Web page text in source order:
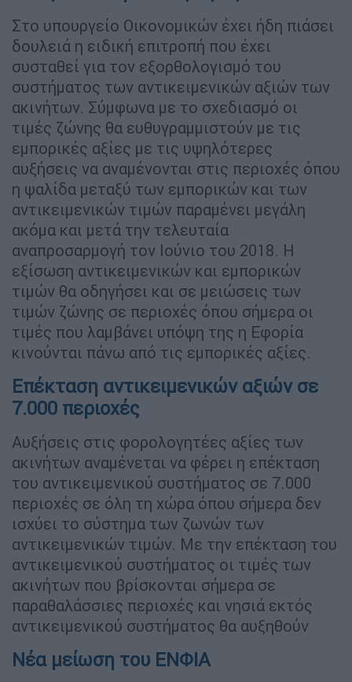
Στο υπουργείο Οικονομικών έχει ήδη πιάσει
δουλειά η ειδική επιτροπή που έχει
συσταθεί για τον εξορθολογισμό του
συστήματος των αντικειμενικών αξιών των
ακινήτων. Σύμφωνα με το σχεδιασμό οι
τιμές ζώνης θα ευθυγραμμιστούν με τις
εμπορικές αξίες με τις υψηλότερες
αυξήσεις να αναμένονται στις περιοχές όπου
η ψαλίδα μεταξύ των εμπορικών και των
αντικειμενικών τιμών παραμένει μεγάλη
ακόμα και μετά την τελευταία
αναπροσαρμογή τον Ιούνιο του 2018. Η
εξίσωση αντικειμενικών και εμπορικών
τιμών θα οδηγήσει και σε μειώσεις των
τιμών ζώνης σε περιοχές όπου σήμερα οι
τιμές που λαμβάνει υπόψη της η Εφορία
κινούνται πάνω από τις εμπορικές αξίες.
Επέκταση αντικειμενικών αξιών σε
7.000 περιοχές
Αυξήσεις στις φορολογητέες αξίες των
ακινήτων αναμένεται να φέρει η επέκταση
του αντικειμενικού συστήματος σε 7.000
περιοχές σε όλη τη χώρα όπου σήμερα δεν
ισχύει το σύστημα των ζωνών των
αντικειμενικών τιμών. Με την επέκταση του
αντικειμενικού συστήματος οι τιμές των
ακινήτων που βρίσκονται σήμερα σε
παραθαλάσσιες περιοχές και νησιά εκτός
αντικειμενικού συστήματος θα αυξηθούν
Νέα μείωση του ΕΝΦΙΑ